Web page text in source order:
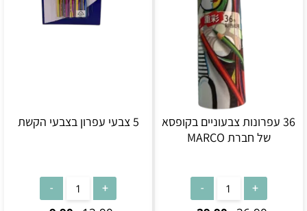
36 עפרונות צבעוניים בקופסא
של חברת MARCO
5 צבעי עפרון בצבעי הקשת